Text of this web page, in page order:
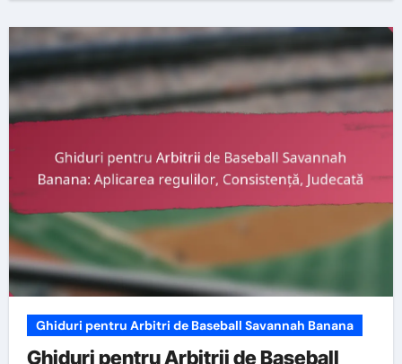
Ghiduri pentru Arbitri de Baseball Savannah Banana
Ghiduri pentru Arbitrii de Baseball